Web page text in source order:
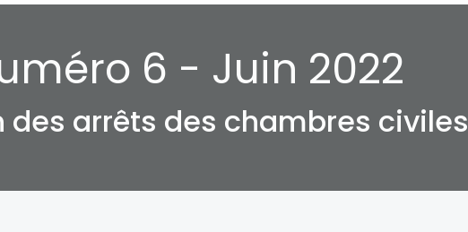
6 - Juin 2022
des arrêts des chambres civiles